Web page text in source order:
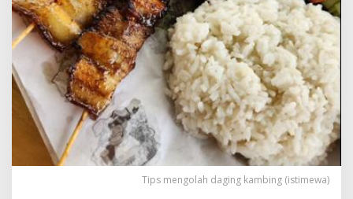
u
m
b
u
M
e
s
a
p
Tips mengolah daging kambing (istimewa)